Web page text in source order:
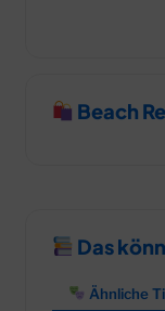
Beach
Das
Ähnliche